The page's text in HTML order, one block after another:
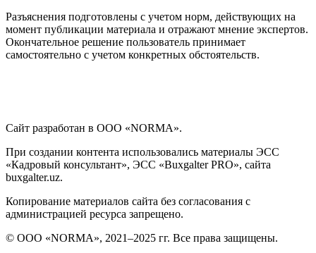
Разъяснения подготовлены с учетом норм, действующих на
момент публикации материала и отражают мнение экспертов.
Окончательное решение пользователь принимает
самостоятельно с учетом конкретных обстоятельств.
Сайт разработан в ООО «NORMA».
При создании контента использовались материалы ЭСС
«Кадровый консультант», ЭСС «Buxgalter PRO», сайта
buxgalter.uz.
Копирование материалов сайта без согласования с
администрацией ресурса запрещено.
© ООО «NORMA», 2021–2025 гг. Все права защищены.